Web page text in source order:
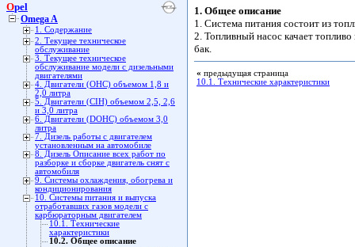
Opel
Omega A
1. Содержание
2. Текущее техническое
обслуживание
3. Текущее техническое
обслуживание модели с дизельными
двигателями
4. Двигатели (ОНС) объемом 1,8 и
2,0 литра
5. Двигатели (CIH) объемом 2,5, 2,6
и 3,0 литра
6. Двигатели (DOHC) объемом 3,0
литра
7. Дизель работы с двигателем
установленным на автомобиле
8. Дизель Описание всех работ по
разборке и сборке двигатель снят с
автомобиля
9. Системы охлаждения, обогрева и
кондиционирования
10. Системы питания и выпуска
отработавших газов модели с
карбюраторным двигателем
10.1. Технические
характеристики
10.2. Общее описание
1. Общее описание
1. Система питания состоит из
2. Топливный насос качает
бак.
« предыдущая страница
10.1. Технические характеристики